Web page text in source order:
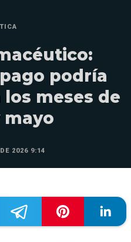
podría
meses de
mayo
2026 9:14